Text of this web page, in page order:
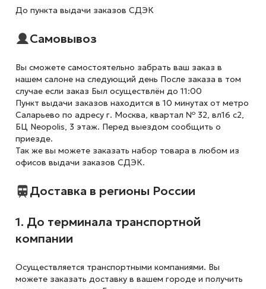
До пункта выдачи заказов СДЭК
Самовывоз
Вы сможете самостоятельно забрать ваш заказ в
нашем салоне на следующий день После заказа в том
случае если заказ Был осуществлён до 11:00
Пункт выдачи заказов находится в 10 минутах от метро
Саларьево по адресу г. Москва, квартал № 32, вл16 с2,
БЦ Neopolis, 3 этаж. Перед выездом сообщить о
приезде.
Так же вы можете заказать набор товара в любом из
офисов выдачи заказов СДЭК.
Доставка в регионы России
1. До терминала транспортной
компании
Осуществляется транспортными компаниями. Вы
можете заказать доставку в вашем городе и получить